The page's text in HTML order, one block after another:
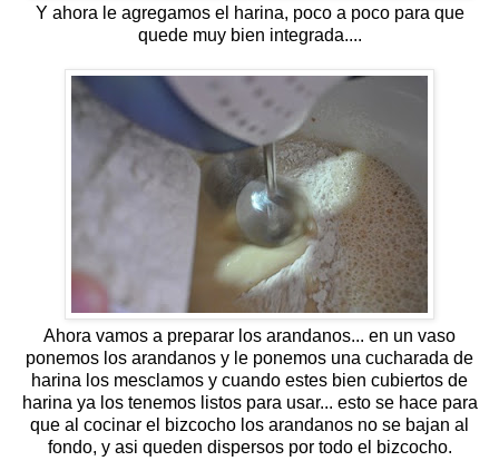
Y ahora le agregamos el harina, poco a poco para que
quede muy bien integrada....
Ahora vamos a preparar los arandanos... en un vaso
ponemos los arandanos y le ponemos una cucharada de
harina los mesclamos y cuando estes bien cubiertos de
harina ya los tenemos listos para usar... esto se hace para
que al cocinar el bizcocho los arandanos no se bajan al
fondo, y asi queden dispersos por todo el bizcocho.